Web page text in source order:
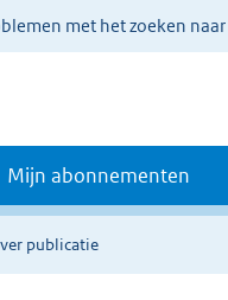
met het zoeken
Mijn abonnementen
publicatie